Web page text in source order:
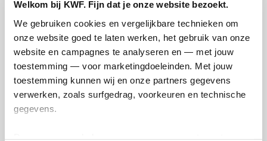
Welkom bij KWF. Fijn dat je onze website bezoekt.
We gebruiken cookies en vergelijkbare technieken om
onze website goed te laten werken, het gebruik van onze
website en campagnes te analyseren en — met jouw
toestemming — voor marketingdoeleinden. Met jouw
toestemming kunnen wij en onze partners gegevens
verwerken, zoals surfgedrag, voorkeuren en technische
gegevens.
Thorbecke rent voor KWF
van Groep los5
Opgehaald: